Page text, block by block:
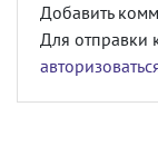
Добавить
Для отправки